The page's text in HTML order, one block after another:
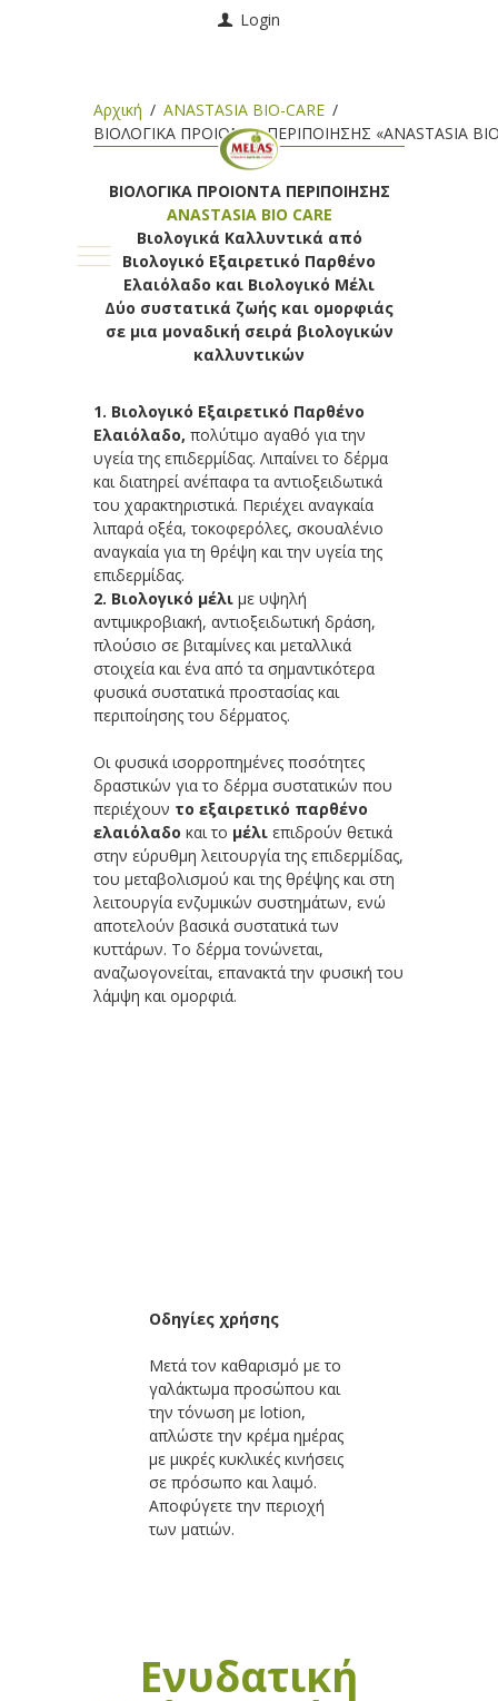
Login
Αρχική
ANASTASIA BIO-CARE
ΒΙΟΛΟΓΙΚΑ ΠΡΟΙΟΝΤΑ ΠΕΡΙΠΟΙΗΣΗΣ «ANASTASIA BIO
ΒΙΟΛΟΓΙΚΑ ΠΡΟΙΟΝΤΑ ΠΕΡΙΠΟΙΗΣΗΣ
ANASTASIA BIO CARE
Βιολογικά Καλλυντικά από
Βιολογικό Εξαιρετικό Παρθένο
Ελαιόλαδο και Βιολογικό Μέλι
Δύο συστατικά ζωής και ομορφιάς
σε μια μοναδική σειρά βιολογικών
καλλυντικών
1. Βιολογικό Εξαιρετικό Παρθένο
Ελαιόλαδο, πολύτιμο αγαθό για την
υγεία της επιδερμίδας. Λιπαίνει το δέρμα
και διατηρεί ανέπαφα τα αντιοξειδωτικά
του χαρακτηριστικά. Περιέχει αναγκαία
λιπαρά οξέα, τοκοφερόλες, σκουαλένιο
αναγκαία για τη θρέψη και την υγεία της
επιδερμίδας.
2. Βιολογικό μέλι με υψηλή
αντιμικροβιακή, αντιοξειδωτική δράση,
πλούσιο σε βιταμίνες και μεταλλικά
στοιχεία και ένα από τα σημαντικότερα
φυσικά συστατικά προστασίας και
περιποίησης του δέρματος.
Οι φυσικά ισορροπημένες ποσότητες
δραστικών για το δέρμα συστατικών που
περιέχουν το εξαιρετικό παρθένο
ελαιόλαδο και το μέλι επιδρούν θετικά
στην εύρυθμη λειτουργία της επιδερμίδας,
του μεταβολισμού και της θρέψης και στη
λειτουργία ενζυμικών συστημάτων, ενώ
αποτελούν βασικά συστατικά των
κυττάρων. Το δέρμα τονώνεται,
αναζωογονείται, επανακτά την φυσική του
λάμψη και ομορφιά.
Οδηγίες χρήσης
Μετά τον καθαρισμό με το
γαλάκτωμα προσώπου και
την τόνωση με lotion,
απλώστε την κρέμα ημέρας
με μικρές κυκλικές κινήσεις
σε πρόσωπο και λαιμό.
Αποφύγετε την περιοχή
των ματιών.
Ενυδατική